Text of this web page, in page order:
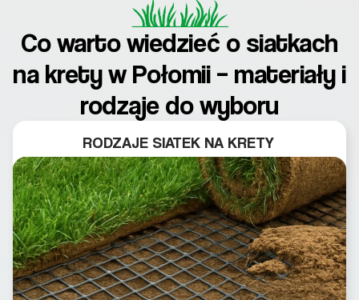
Co warto wiedzieć o siatkach
na krety w Połomii – materiały i
rodzaje do wyboru
RODZAJE SIATEK NA KRETY